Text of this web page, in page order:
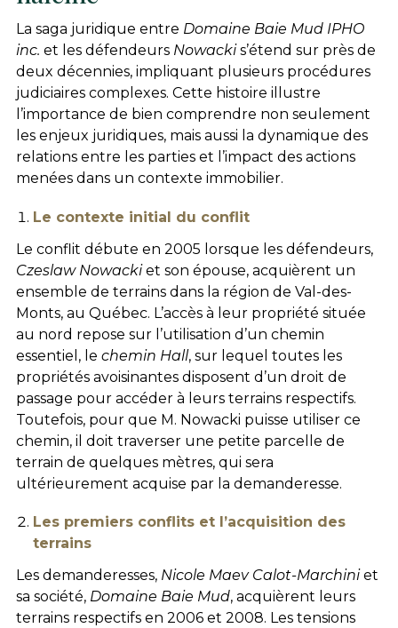
La saga juridique entre Domaine Baie Mud IPHO
inc. et les défendeurs Nowackis’étend sur près de
deux décennies, impliquant plusieurs procédures
judiciaires complexes. Cette histoire illustre
l’importance de bien comprendre non seulement
les enjeux juridiques, mais aussi la dynamique des
relations entre les parties et l’impact des actions
menées dans un contexte immobilier.
Le contexte initial du conflit
Le conflit débute en 2005 lorsque les défendeurs,
Czeslaw Nowackiet son épouse, acquièrent un
ensemble de terrains dans la région de Val-des-
Monts, au Québec. L’accès à leur propriété située
au nord repose sur l’utilisation d’un chemin
essentiel, le chemin Hall, sur lequel toutes les
propriétés avoisinantes disposent d’un droit de
passage pour accéder à leurs terrains respectifs.
Toutefois, pour que M. Nowacki puisse utiliser ce
chemin, il doit traverser une petite parcelle de
terrain de quelques mètres, qui sera
ultérieurement acquise par la demanderesse.
Les premiers conflits et l’acquisition des
terrains
Les demanderesses, Nicole Maev Calot-Marchiniet
sa société, Domaine Baie Mud, acquièrent leurs
terrains respectifs en 2006 et 2008. Les tensions